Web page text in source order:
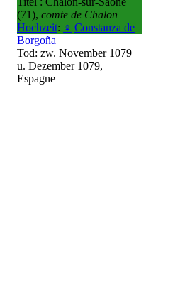
(71), comte de Chalon
Hochzeit: ♀ Constanza de
Borgoña
Tod: zw. November 1079
u. Dezember 1079,
Espagne